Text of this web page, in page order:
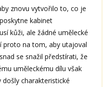
znovu vytvořilo to, co je
kabinet
kůži, ale žádné umělecké
proto na tom, aby utajoval
se snažil předstírati, že
uměleckému dílu však
charakteristické